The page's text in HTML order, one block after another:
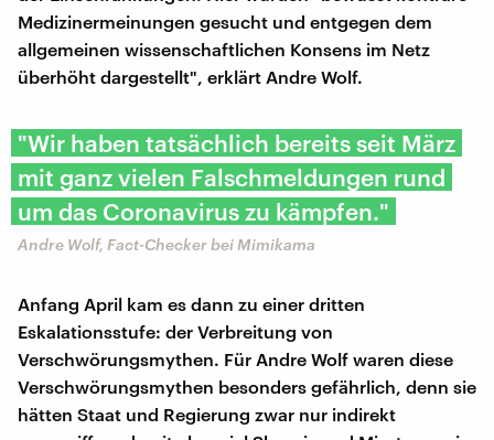
Medizinermeinungen gesucht und entgegen dem
allgemeinen wissenschaftlichen Konsens im Netz
überhöht dargestellt", erklärt Andre Wolf.
"Wir haben tatsächlich bereits seit März
mit ganz vielen Falschmeldungen rund
um das Coronavirus zu kämpfen."
Andre Wolf, Fact-Checker bei Mimikama
Anfang April kam es dann zu einer dritten
Eskalationsstufe: der Verbreitung von
Verschwörungsmythen. Für Andre Wolf waren diese
Verschwörungsmythen besonders gefährlich, denn sie
hätten Staat und Regierung zwar nur indirekt